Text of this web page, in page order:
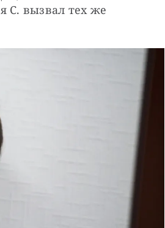
С. вызвал тех же